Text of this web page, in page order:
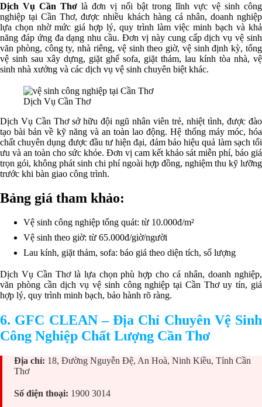
Dịch Vụ Cần Thơ là đơn vị nổi bật trong lĩnh vực vệ sinh công
nghiệp tại Cần Thơ, được nhiều khách hàng cá nhân, doanh nghiệp
lựa chọn nhờ mức giá hợp lý, quy trình làm việc minh bạch và khả
năng đáp ứng đa dạng nhu cầu. Đơn vị này cung cấp dịch vụ vệ sinh
văn phòng, công ty, nhà riêng, vệ sinh theo giờ, vệ sinh định kỳ, tổng
vệ sinh sau xây dựng, giặt ghế sofa, giặt thảm, lau kính tòa nhà, vệ
sinh nhà xưởng và các dịch vụ vệ sinh chuyên biệt khác.
Dịch Vụ Cần Thơ
Dịch Vụ Cần Thơ sở hữu đội ngũ nhân viên trẻ, nhiệt tình, được đào
tạo bài bản về kỹ năng và an toàn lao động. Hệ thống máy móc, hóa
chất chuyên dụng được đầu tư hiện đại, đảm bảo hiệu quả làm sạch tối
ưu và an toàn cho sức khỏe. Đơn vị cam kết khảo sát miễn phí, báo giá
trọn gói, không phát sinh chi phí ngoài hợp đồng, nghiệm thu kỹ lưỡng
trước khi bàn giao công trình.
Bảng giá tham khảo:
Vệ sinh công nghiệp tổng quát: từ 10.000đ/m²
Vệ sinh theo giờ: từ 65.000đ/giờ/người
Lau kính, giặt thảm, sofa: báo giá theo diện tích, số lượng
Dịch Vụ Cần Thơ là lựa chọn phù hợp cho cá nhân, doanh nghiệp,
văn phòng cần dịch vụ vệ sinh công nghiệp tại Cần Thơ uy tín, giá
hợp lý, quy trình minh bạch, bảo hành rõ ràng.
6. GFC CLEAN – Địa Chỉ Chuyên Vệ Sinh
Công Nghiệp Chất Lượng Cần Thơ
Địa chỉ: 18, Đường Nguyễn Đệ, An Hoà, Ninh Kiều, Tỉnh Cần
Thơ
Số điện thoại: 1900 3014